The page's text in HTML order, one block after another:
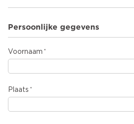
Persoonlijke gegevens
Voornaam
Plaats